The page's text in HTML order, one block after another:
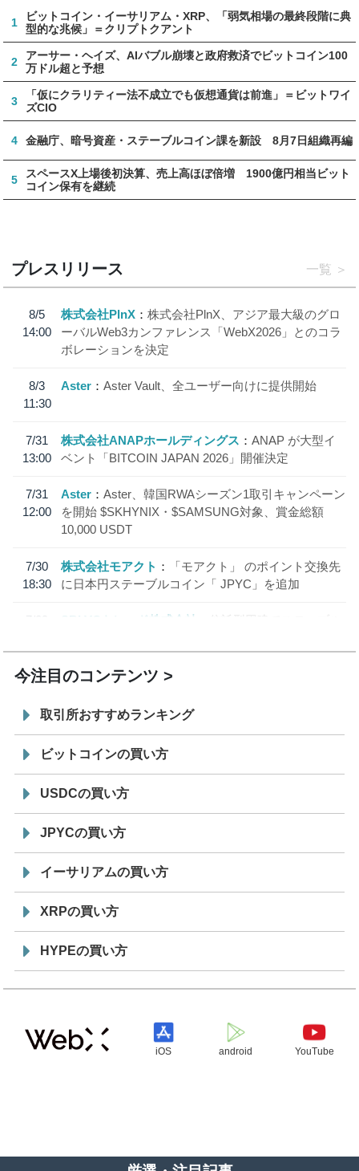
1
ビットコイン・イーサリアム・XRP、「弱気相場の最終段階に典
型的な兆候」＝クリプトクアント
2
アーサー・ヘイズ、AIバブル崩壊と政府救済でビットコイン100
万ドル超と予想
3
「仮にクラリティー法不成立でも仮想通貨は前進」＝ビットワイ
ズCIO
4 金融庁、暗号資産・ステーブルコイン課を新設 8月7日組織再編
5
スペースX上場後初決算、売上高ほぼ倍増 1900億円相当ビット
コイン保有を継続
プレスリリース 一覧
8/5
14:00
株式会社PlnX
株式会社PlnX、アジア最大級のグロ
ーバルWeb3カンファレンス「WebX2026」とのコラ
ボレーションを決定
8/3
11:30
Aster Aster Vault、全ユーザー向けに提供開始
7/31
13:00
株式会社ANAPホールディングス
ANAP が大型イ
ベント「BITCOIN JAPAN 2026」開催決定
7/31
12:00
Aster
Aster、韓国RWAシーズン1取引キャンペーン
を開始 $SKHYNIX・$SAMSUNG対象、賞金総額
10,000 USDT
7/30
18:30
株式会社モアクト
「モアクト」 のポイント交換先
に日本円ステーブルコイン「 JPYC」を追加
7/29
SBI VCトレード株式会社
信託型円建てステーブル
今注目のコンテンツ
取引所おすすめランキング
ビットコインの買い方
USDCの買い方
JPYCの買い方
イーサリアムの買い方
XRPの買い方
HYPEの買い方
iOS android YouTube